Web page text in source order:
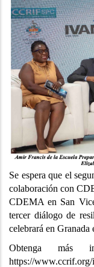
Se espera que el
colaboración con
CDEMA en San
tercer diálogo de
celebrará en Granada
Obtenga más
https://www.ccrif.org/